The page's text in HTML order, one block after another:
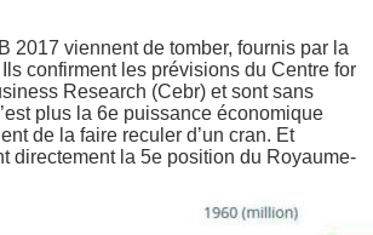
2017 viennent de tomber, fournis par la
Ils confirment les prévisions du Centre for
Research (Cebr) et sont sans
plus la 6e puissance économique
de la faire reculer d’un cran. Et
directement la 5e position du Royaume-